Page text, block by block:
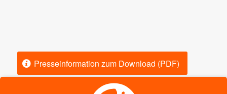
Presseinformation zum Download (PDF)